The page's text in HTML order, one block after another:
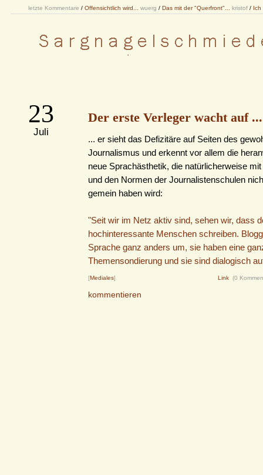
letzte Kommentare / Offensichtlich wird... wuerg / Das mit der "Querfront"... kristof / Ich
23
Juli
Der erste Verleger wacht auf ...
... er sieht das Defizitäre auf Seiten des
Journalismus und erkennt vor allem die
neue Sprachästhetik, die natürlicherweise
und den Normen der Journalistenschulen
gemein haben wird:
"Seit wir im Netz aktiv sind, sehen wir, dass
hochinteressante Menschen schreiben.
Sprache ganz anders um, sie haben eine
Themensondierung und sie sind dialogisch
[Mediales] Link (0
kommentieren